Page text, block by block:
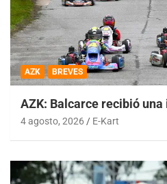
AZK BREVES
AZK: Balcarce recibió
4 agosto, 2026 E-Kart